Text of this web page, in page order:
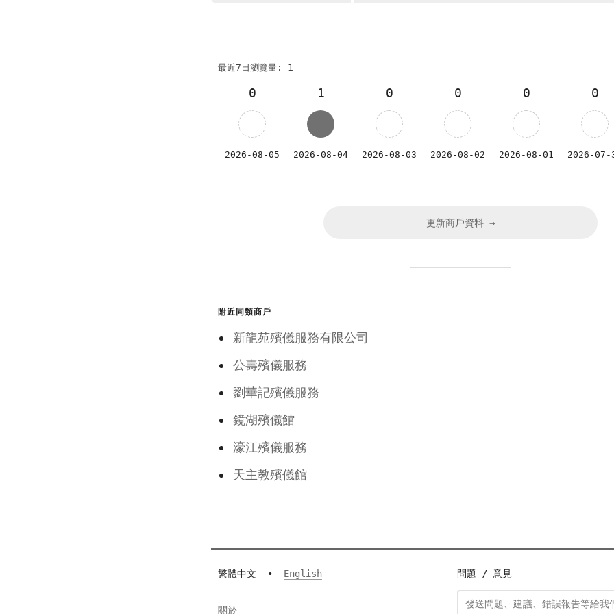
最近7日瀏覽量: 1
0
2026-08-05
1
2026-08-04
0
2026-08-03
0
2026-08-02
0
2026-08-01
0
2026-07-
更新商戶資料 →
附近同類商戶
新龍苑殯儀服務有限公司
公壽殯儀服務
劉華記殯儀服務
鏡湖殯儀館
濠江殯儀服務
天主教殯儀館
繁體中文 • English
關於
問題 / 意見